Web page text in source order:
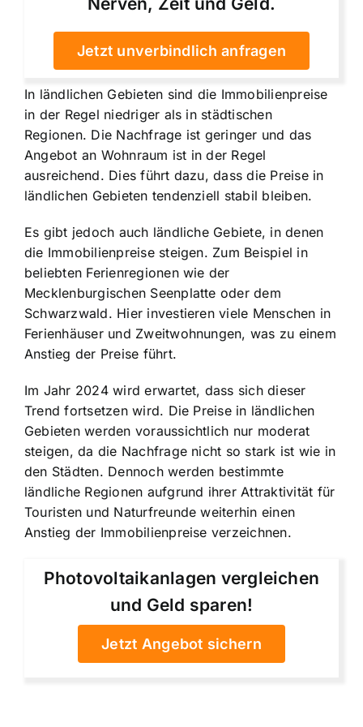
Jetzt unverbindlich anfragen
In ländlichen Gebieten sind die Immobilienpreise
in der Regel niedriger als in städtischen
Regionen. Die Nachfrage ist geringer und das
Angebot an Wohnraum ist in der Regel
ausreichend. Dies führt dazu, dass die Preise in
ländlichen Gebieten tendenziell stabil bleiben.
Es gibt jedoch auch ländliche Gebiete, in denen
die Immobilienpreise steigen. Zum Beispiel in
beliebten Ferienregionen wie der
Mecklenburgischen Seenplatte oder dem
Schwarzwald. Hier investieren viele Menschen in
Ferienhäuser und Zweitwohnungen, was zu einem
Anstieg der Preise führt.
Im Jahr 2024 wird erwartet, dass sich dieser
Trend fortsetzen wird. Die Preise in ländlichen
Gebieten werden voraussichtlich nur moderat
steigen, da die Nachfrage nicht so stark ist wie in
den Städten. Dennoch werden bestimmte
ländliche Regionen aufgrund ihrer Attraktivität für
Touristen und Naturfreunde weiterhin einen
Anstieg der Immobilienpreise verzeichnen.
Photovoltaikanlagen vergleichen
und Geld sparen!
Jetzt Angebot sichern